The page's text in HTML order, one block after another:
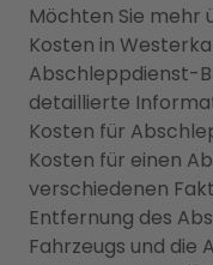
Möchten Sie mehr
Kosten in
Abschleppdienst-
detaillierte
Kosten für
Kosten für einen
verschiedenen
Entfernung des
Fahrzeugs und die